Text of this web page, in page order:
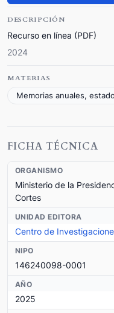
DESCRIPCIÓN
Recurso en línea (PDF)
2024
MATERIAS
Memorias anuales,
FICHA TÉCNICA
ORGANISMO
Ministerio de la
Cortes
UNIDAD EDITORA
Centro de
NIPO
146240098-0001
AÑO
2025